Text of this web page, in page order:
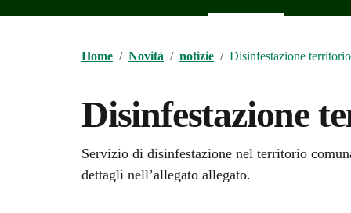
Home / Novità / notizie / Disinfestazione
Disinfestazione
Dettagli della
Servizio di disinfestazione nel territorio
dettagli nell’allegato allegato.